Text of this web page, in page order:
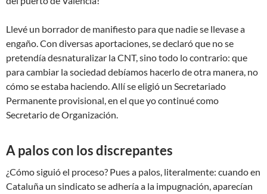
Llevé un borrador de manifiesto para que nadie se llevase a
engaño. Con diversas aportaciones, se declaró que no se
pretendía desnaturalizar la CNT, sino todo lo contrario: que
para cambiar la sociedad debíamos hacerlo de otra manera, no
cómo se estaba haciendo. Allí se eligió un Secretariado
Permanente provisional, en el que yo continué como
Secretario de Organización.
A palos con los discrepantes
¿Cómo siguió el proceso? Pues a palos, literalmente: cuando en
Cataluña un sindicato se adhería a la impugnación, aparecían